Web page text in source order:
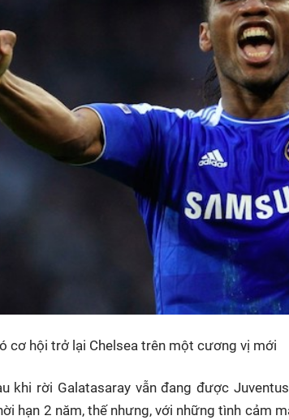
cơ hội trở lại Chelsea trên một cương vị mới
khi rời Galatasaray vẫn đang được
hạn 2 năm, thế nhưng, với những tình cảm